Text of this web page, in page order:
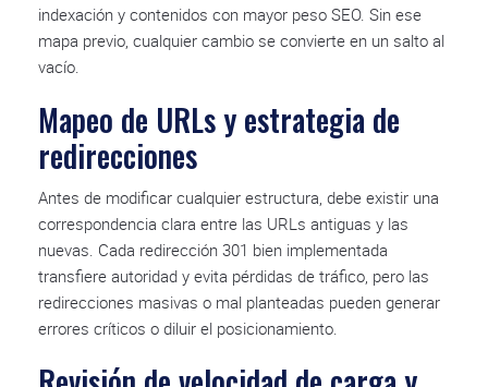
indexación y contenidos con mayor peso SEO. Sin ese
mapa previo, cualquier cambio se convierte en un salto al
vacío.
Mapeo de URLs y estrategia de
redirecciones
Antes de modificar cualquier estructura, debe existir una
correspondencia clara entre las URLs antiguas y las
nuevas. Cada redirección 301 bien implementada
transfiere autoridad y evita pérdidas de tráfico, pero las
redirecciones masivas o mal planteadas pueden generar
errores críticos o diluir el posicionamiento.